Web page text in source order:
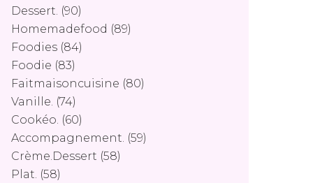
Dessert. (90)
Homemadefood (89)
Foodies (84)
Foodie (83)
Faitmaisoncuisine (80)
Vanille. (74)
Cookéo. (60)
Accompagnement. (59)
Crème.dessert (58)
Plat. (58)